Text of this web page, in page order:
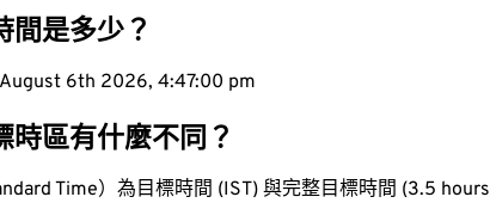
間是多少？
6th 2026, 4:47:01 pm
時區有什麼不同？
Time）為目標時間 (IST) 與完整目標時間 (3.5